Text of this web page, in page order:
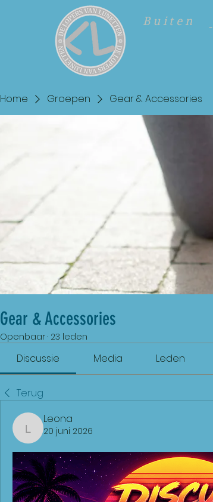
Buiten -
Home Groepen Gear & Accessories
Gear & Accessories
Openbaar · 23 leden
Discussie Media Leden
Terug
Leona
Leona
20 juni 2026